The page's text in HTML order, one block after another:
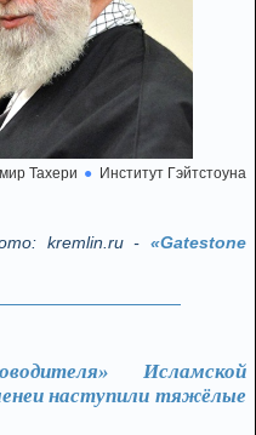
Тахери Институт Гэйтстоуна
kremlin.ru -«Gatestone
Исламской
наступили тяжёлые